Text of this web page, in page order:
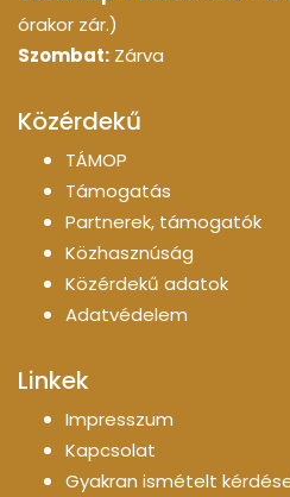
órakor zár.)
Szombat: Zárva
Közérdekű
TÁMOP
Támogatás
Partnerek, támogatók
Közhasznúság
Közérdekű adatok
Adatvédelem
Linkek
Impresszum
Kapcsolat
Gyakran ismételt